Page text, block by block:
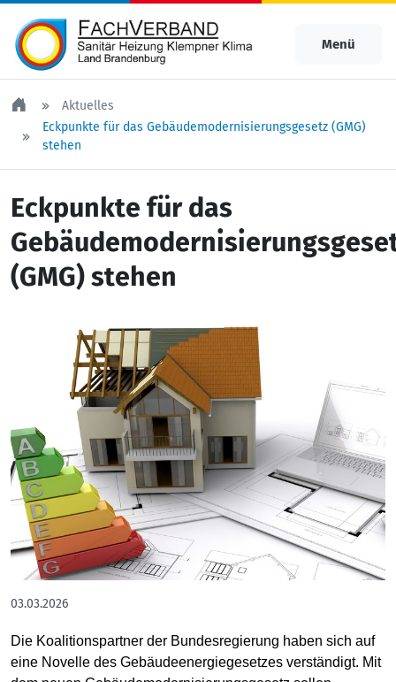
Menü
Aktuelles
Eckpunkte für das Gebäudemodernisierungsgesetz (GMG)
stehen
Eckpunkte für das
(GMG) stehen
03.03.2026
Die Koalitionspartner der Bundesregierung haben sich auf
eine Novelle des Gebäudeenergiegesetzes verständigt. Mit